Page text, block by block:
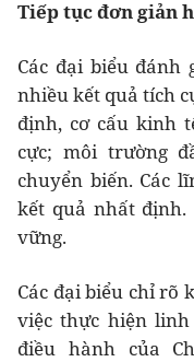
Tiếp tục đơn giản
Các đại biểu đánh
nhiều kết quả tích
định, cơ cấu kinh
cực; môi trường
chuyển biến. Các
kết quả nhất định.
vững.
Các đại biểu chỉ rõ
việc thực hiện
điều hành của